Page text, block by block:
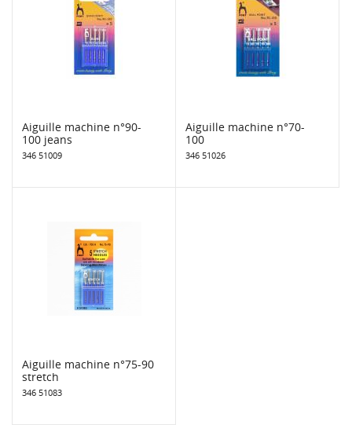
Aiguille machine n°90-
100 jeans
346 51009
Aiguille machine n°70-
100
346 51026
Aiguille machine n°75-90
stretch
346 51083